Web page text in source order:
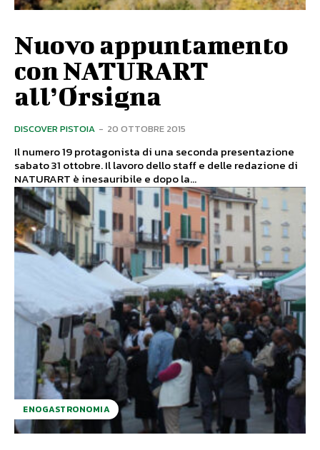
Nuovo appuntamento
con NATURART
all’Orsigna
DISCOVER PISTOIA - 20 OTTOBRE 2015
Il numero 19 protagonista di una seconda presentazione
sabato 31 ottobre. Il lavoro dello staff e delle redazione di
NATURART è inesauribile e dopo la...
ENOGASTRONOMIA